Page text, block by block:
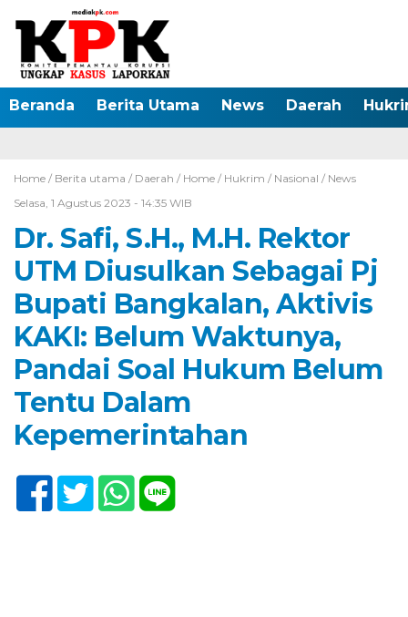
Beranda Berita Utama News Daerah
Home / Berita utama / Daerah / Home / Hukrim / Nasional / News
Selasa, 1 Agustus 2023 - 14:35 WIB
Dr. Safi, S.H., M.H. Rektor
UTM Diusulkan Sebagai Pj
Bupati Bangkalan, Aktivis
KAKI: Belum Waktunya,
Pandai Soal Hukum Belum
Tentu Dalam
Kepemerintahan